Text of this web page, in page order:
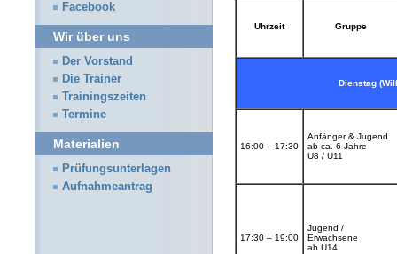
Uhrzeit Gruppe
Dienstag
16:00 – 17:30
Anfänger & Jugend
ab ca. 6 Jahre
U8 / U11
17:30 – 19:00
Jugend /
Erwachsene
ab U14
Facebook
Wir über uns
Der Vorstand
Die Trainer
Trainingszeiten
Termine
Materialien
Prüfungsunterlagen
Aufnahmeantrag